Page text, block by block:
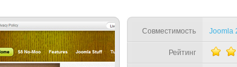
Совместимость Joomla
Рейтинг